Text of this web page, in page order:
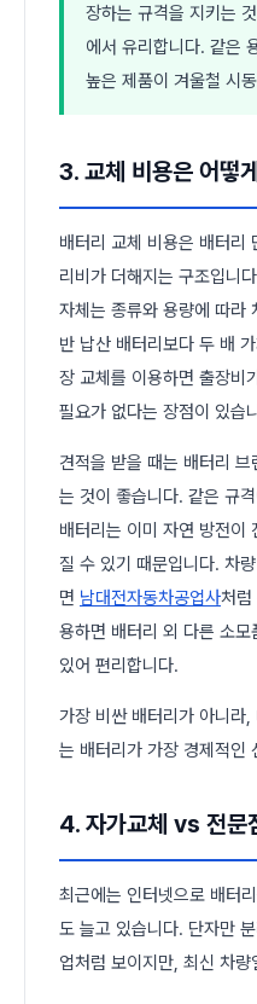
장하는 규격을 지키는
에서 유리합니다. 같은
높은 제품이 겨울철 시
3. 교체 비용은 어떻
배터리 교체 비용은 배터리
리비가 더해지는 구조입니
자체는 종류와 용량에 따라
반 납산 배터리보다 두 배
장 교체를 이용하면 출장비
필요가 없다는 장점이 있습
견적을 받을 때는 배터리
는 것이 좋습니다. 같은 규
배터리는 이미 자연 방전이
질 수 있기 때문입니다. 차
면 남대전자동차공업사처럼
용하면 배터리 외 다른 소
있어 편리합니다.
가장 비싼 배터리가 아니라
는 배터리가 가장 경제적인
4. 자가교체 vs 전문
최근에는 인터넷으로 배터
도 늘고 있습니다. 단자만
업처럼 보이지만, 최신 차